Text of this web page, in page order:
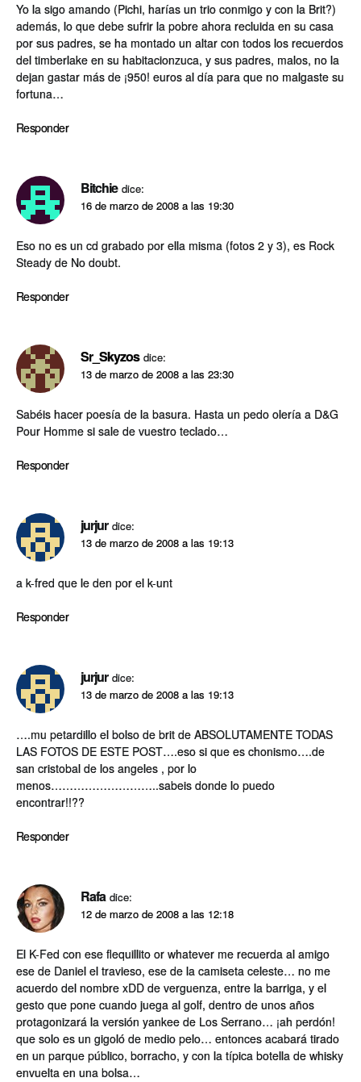
Yo la sigo amando (Pichi, harí­as un trio conmigo y con la Brit?)
además, lo que debe sufrir la pobre ahora recluida en su casa
por sus padres, se ha montado un altar con todos los recuerdos
del timberlake en su habitacionzuca, y sus padres, malos, no la
dejan gastar más de ¡950! euros al dí­a para que no malgaste su
fortuna…
Responder
Bitchie dice:
16 de marzo de 2008 a las 19:30
Eso no es un cd grabado por ella misma (fotos 2 y 3), es Rock
Steady de No doubt.
Responder
Sr_Skyzos dice:
13 de marzo de 2008 a las 23:30
Sabéis hacer poesí­a de la basura. Hasta un pedo olerí­a a D&G
Pour Homme si sale de vuestro teclado…
Responder
jurjur dice:
13 de marzo de 2008 a las 19:13
a k-fred que le den por el k-unt
Responder
jurjur dice:
13 de marzo de 2008 a las 19:13
….mu petardillo el bolso de brit de ABSOLUTAMENTE TODAS
LAS FOTOS DE ESTE POST….eso si que es chonismo….de
san cristobal de los angeles , por lo
menos………………………..sabeis donde lo puedo
encontrar!!??
Responder
Rafa dice:
12 de marzo de 2008 a las 12:18
El K-Fed con ese flequillito or whatever me recuerda al amigo
ese de Daniel el travieso, ese de la camiseta celeste… no me
acuerdo del nombre xDD de verguenza, entre la barriga, y el
gesto que pone cuando juega al golf, dentro de unos años
protagonizará la versión yankee de Los Serrano… ¡ah perdón!
que solo es un gigoló de medio pelo… entonces acabará tirado
en un parque público, borracho, y con la tí­pica botella de whisky
envuelta en una bolsa…